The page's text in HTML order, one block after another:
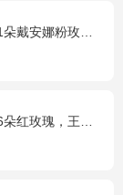
安娜粉玫瑰，尤加利间插，丰满搭配绿叶
红玫瑰，王冠，灯带